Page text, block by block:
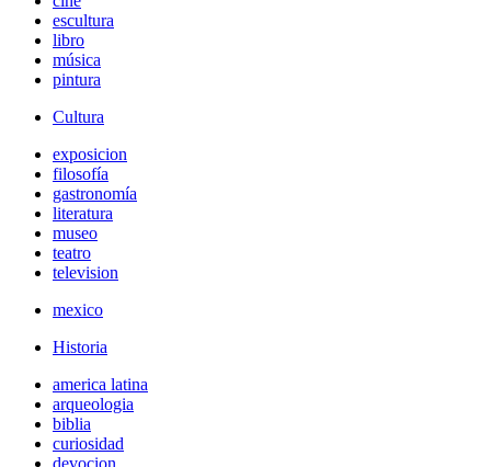
escultura
libro
música
pintura
Cultura
exposicion
filosofía
gastronomía
literatura
museo
teatro
television
mexico
Historia
america latina
arqueologia
biblia
curiosidad
devocion